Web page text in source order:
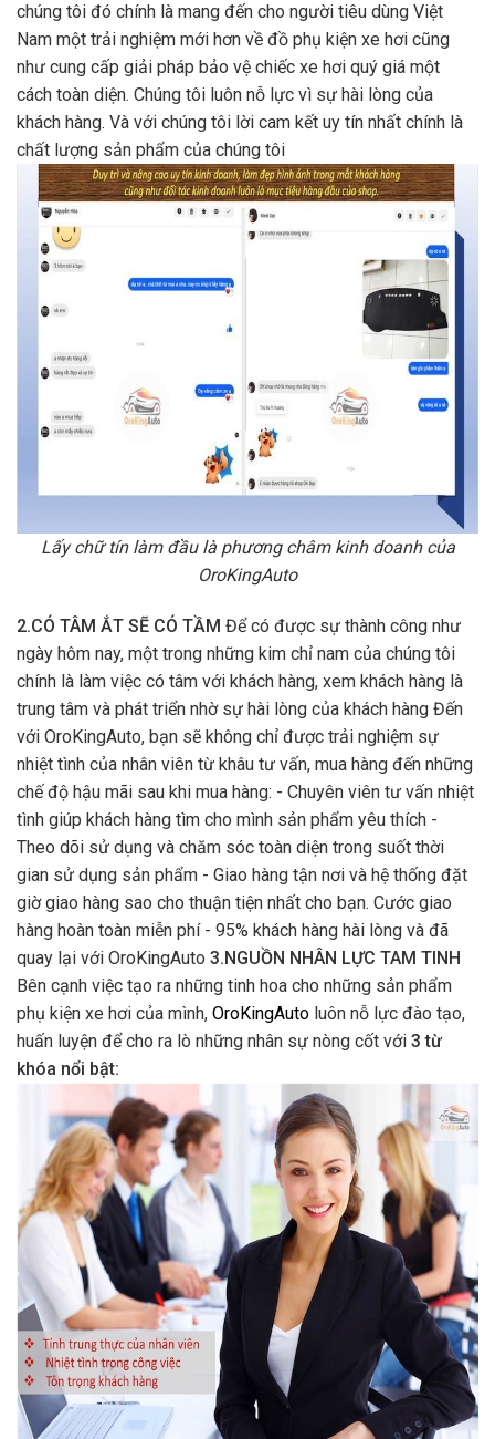
chúng tôi đó chính là mang đến cho người tiêu dùng Việt
Nam một trải nghiệm mới hơn về đồ phụ kiện xe hơi cũng
như cung cấp giải pháp bảo vệ chiếc xe hơi quý giá một
cách toàn diện. Chúng tôi luôn nỗ lực vì sự hài lòng của
khách hàng. Và với chúng tôi lời cam kết uy tín nhất chính là
chất lượng sản phẩm của chúng tôi
Lấy chữ tín làm đầu là phương châm kinh doanh của
OroKingAuto
2.CÓ TÂM ẮT SẼ CÓ TẦM Để có được sự thành công như
ngày hôm nay, một trong những kim chỉ nam của chúng tôi
chính là làm việc có tâm với khách hàng, xem khách hàng là
trung tâm và phát triển nhờ sự hài lòng của khách hàng Đến
với OroKingAuto, bạn sẽ không chỉ được trải nghiệm sự
nhiệt tình của nhân viên từ khâu tư vấn, mua hàng đến những
chế độ hậu mãi sau khi mua hàng: - Chuyên viên tư vấn nhiệt
tình giúp khách hàng tìm cho mình sản phẩm yêu thích -
Theo dõi sử dụng và chăm sóc toàn diện trong suốt thời
gian sử dụng sản phẩm - Giao hàng tận nơi và hệ thống đặt
giờ giao hàng sao cho thuận tiện nhất cho bạn. Cước giao
hàng hoàn toàn miễn phí - 95% khách hàng hài lòng và đã
quay lại với OroKingAuto 3.NGUỒN NHÂN LỰC TAM TINH
Bên cạnh việc tạo ra những tinh hoa cho những sản phẩm
phụ kiện xe hơi của mình, OroKingAuto luôn nỗ lực đào tạo,
huấn luyện để cho ra lò những nhân sự nòng cốt với 3 từ
khóa nổi bật: